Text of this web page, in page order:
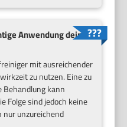
Anwendung deines
mit ausreichender
zu nutzen. Eine zu
Behandlung kann
Folge sind jedoch keine
nur unzureichend